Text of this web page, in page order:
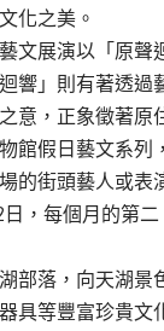
化之美。
文展演以「原
響」則有著透
意，正象徵著
館假日藝文系列
的街頭藝人或
日，每個月的第
部落，向天湖
具等豐富珍貴